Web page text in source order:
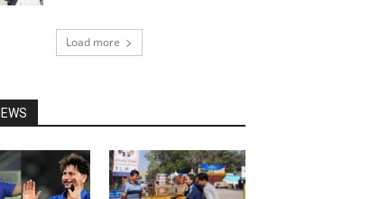
Load more